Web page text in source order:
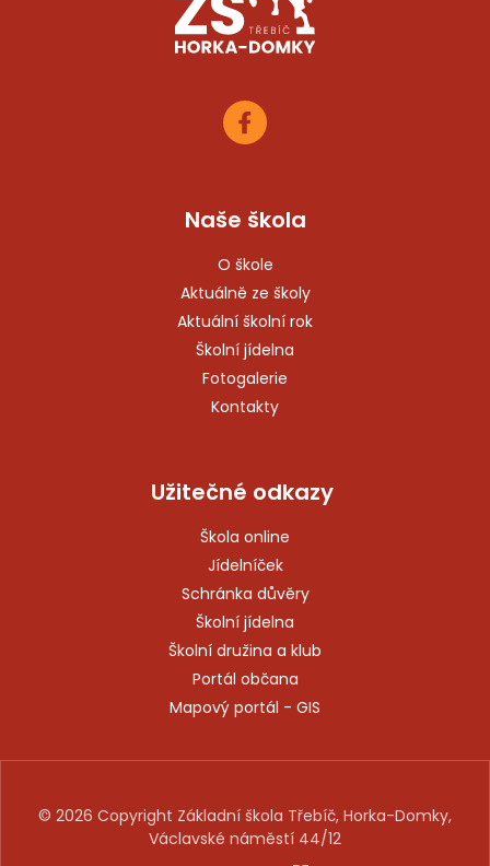
Naše škola
O škole
Aktuálně ze školy
Aktuální školní rok
Školní jídelna
Fotogalerie
Kontakty
Užitečné odkazy
Škola online
Jídelníček
Schránka důvěry
Školní jídelna
Školní družina a klub
Portál občana
Mapový portál - GIS
© 2026 Copyright Základní škola Třebíč, Horka-Domky,
Václavské náměstí 44/12